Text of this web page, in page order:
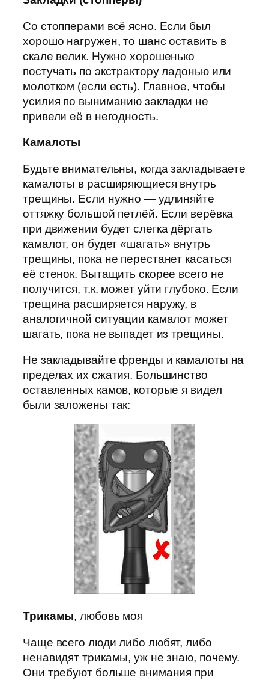
Со стопперами всё ясно. Если был
хорошо нагружен, то шанс оставить в
скале велик. Нужно хорошенько
постучать по экстрактору ладонью или
молотком (если есть). Главное, чтобы
усилия по выниманию закладки не
привели её в негодность.
Камалоты
Будьте внимательны, когда закладываете
камалоты в расширяющиеся внутрь
трещины. Если нужно — удлиняйте
оттяжку большой петлёй. Если верёвка
при движении будет слегка дёргать
камалот, он будет «шагать» внутрь
трещины, пока не перестанет касаться
её стенок. Вытащить скорее всего не
получится, т.к. может уйти глубоко. Если
трещина расширяется наружу, в
аналогичной ситуации камалот может
шагать, пока не выпадет из трещины.
Не закладывайте френды и камалоты на
пределах их сжатия. Большинство
оставленных камов, которые я видел
были заложены так:
Трикамы, любовь моя
Чаще всего люди либо любят, либо
ненавидят трикамы, уж не знаю, почему.
Они требуют больше внимания при